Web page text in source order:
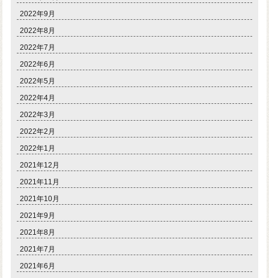
2022年9月
2022年8月
2022年7月
2022年6月
2022年5月
2022年4月
2022年3月
2022年2月
2022年1月
2021年12月
2021年11月
2021年10月
2021年9月
2021年8月
2021年7月
2021年6月